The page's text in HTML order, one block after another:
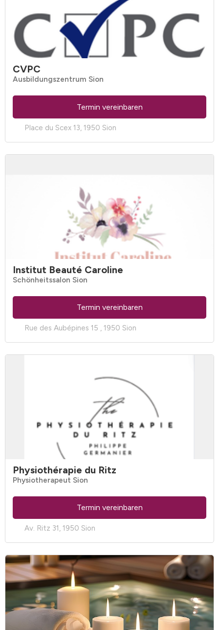
CVPC
Ausbildungszentrum Sion
Place du Scex 13, 1950 Sion
Termin vereinbaren
Institut Beauté Caroline
Schönheitssalon Sion
Rue des Aubépines 15 , 1950 Sion
Termin vereinbaren
Physiothérapie du Ritz
Physiotherapeut Sion
Av. Ritz 31, 1950 Sion
Termin vereinbaren